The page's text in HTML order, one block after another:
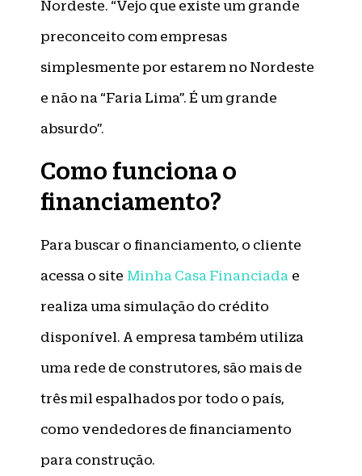
Nordeste. “Vejo que existe um grande
preconceito com empresas
simplesmente por estarem no Nordeste
e não na “Faria Lima”. É um grande
absurdo”.
Como funciona o
financiamento?
Para buscar o financiamento, o cliente
acessa o site Minha Casa Financiada e
realiza uma simulação do crédito
disponível. A empresa também utiliza
uma rede de construtores, são mais de
três mil espalhados por todo o país,
como vendedores de financiamento
para construção.